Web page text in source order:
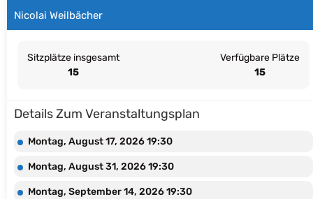
Nicolai Weilbächer
Sitzplätze insgesamt
15
Verfügbare Plätze
15
Details Zum Veranstaltungsplan
Montag, August 17, 2026 19:30
Montag, August 31, 2026 19:30
Montag, September 14, 2026 19:30